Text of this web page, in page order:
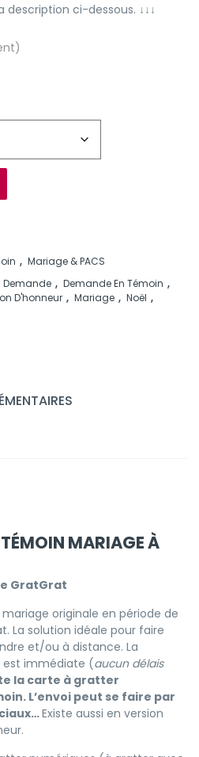
description ci-dessous. ↓↓↓
, Mariage & PACS
Demande , Demande En Témoin ,
D'honneur , Mariage , Noël ,
MARIAGE À
GratGrat
originale en période de
La solution idéale pour faire
et/ou à distance. La
est immédiate (aucun délais
la carte à gratter
L’envoi peut se faire par
Existe aussi en version